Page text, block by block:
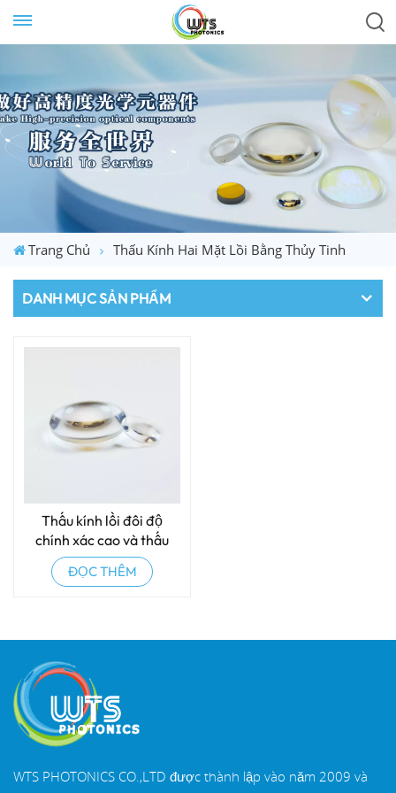
Trang Chủ Thấu Kính Hai Mặt Lồi Bằng Thủy Tinh
DANH MỤC SẢN PHẨM
Thấu kính lồi đôi độ
chính xác cao và thấu
kính lồi đôi
ĐỌC THÊM
WTS PHOTONICS CO.,LTD được thành lập vào năm 2009 và